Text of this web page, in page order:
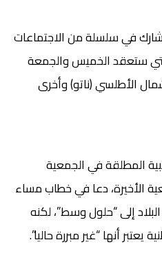
في سلسلة من الاجتماعات
ستعقد الخميس والجمعة
الأطلسي (ناتو) وأخرى
المطلقة في الجمعية
الأخيرة، دعا في خطاب مساء
إلى “حلول وسط”، لكنه
أنها “غير مبررة حاليا”.